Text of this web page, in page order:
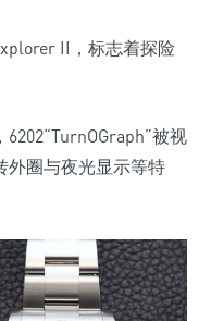
II，标志着探险
被视
外圈与夜光显示等特